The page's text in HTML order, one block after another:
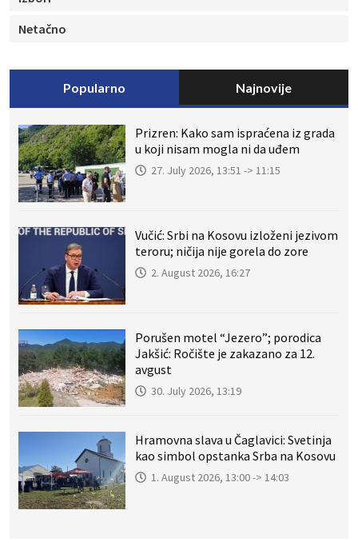
Netačno
Popularno Najnovije
Prizren: Kako sam ispraćena iz grada
u koji nisam mogla ni da uđem
27. July 2026, 13:51 -> 11:15
Vučić: Srbi na Kosovu izloženi jezivom
teroru; ničija nije gorela do zore
2. August 2026, 16:27
Porušen motel “Jezero”; porodica
Jakšić: Ročište je zakazano za 12.
avgust
30. July 2026, 13:19
Hramovna slava u Čaglavici: Svetinja
kao simbol opstanka Srba na Kosovu
1. August 2026, 13:00 -> 14:03